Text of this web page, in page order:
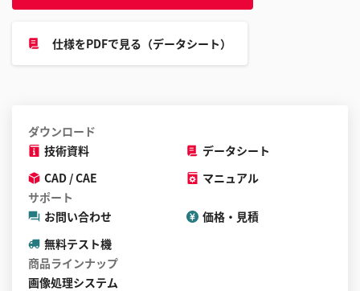
仕様をPDFで見る（データシート）
ダウンロード
技術資料
データシート
CAD / CAE
マニュアル
サポート
お問い合わせ
価格・見積
無料テスト機
商品ラインナップ
画像処理システム